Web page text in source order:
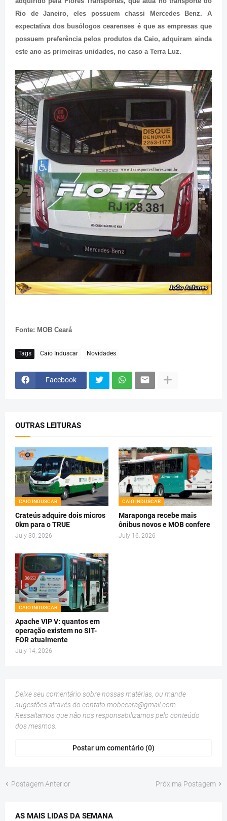
Rio de Janeiro, eles possuem chassi Mercedes Benz. A
expectativa dos busólogos cearenses é que as empresas que
possuem preferência pelos produtos da Caio, adquiram ainda
este ano as primeiras unidades, no caso a Terra Luz.
Fonte: MOB Ceará
Tags Caio Induscar Novidades
Facebook
OUTRAS LEITURAS
CAIO INDUSCAR
Crateús adquire dois micros
0km para o TRUE
July 30, 2026
CAIO INDUSCAR
Maraponga recebe mais
ônibus novos e MOB confere
July 16, 2026
CAIO INDUSCAR
Apache VIP V: quantos em
operação existem no SIT-
FOR atualmente
July 14, 2026
Deixe seu comentário sobre nossas matérias, ou mande
sugestões através do contato mobceara@gmail.com
Ressaltamos que não nos responsabilizamos pelo conteúdo
dos mesmos.
Postar um comentário (0)
Postagem Anterior Próxima Postagem
AS MAIS LIDAS DA SEMANA